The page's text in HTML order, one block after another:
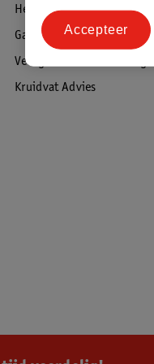
Herroepen & retourneren
Garantie
Veiligheidswaarschuwingen
Kruidvat Advies
Accepteer